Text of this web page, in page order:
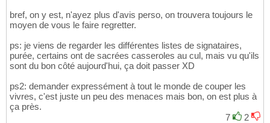
bref, on y est, n'ayez plus d'avis perso, on trouvera toujours le
moyen de vous le faire regretter.
ps: je viens de regarder les différentes listes de signataires,
purée, certains ont de sacrées casseroles au cul, mais vu qu'ils
sont du bon côté aujourd'hui, ça doit passer XD
ps2: demander expressément à tout le monde de couper les
vivres, c'est juste un peu des menaces mais bon, on est plus à
ça près.
7
2